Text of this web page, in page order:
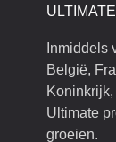
ULTIMATE
Inmiddels
België,
Ultimate
groeien.